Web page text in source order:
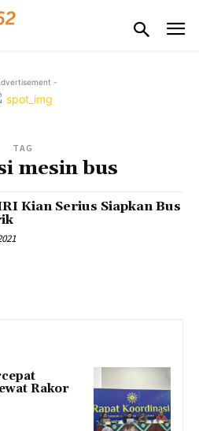
-
TAG
mesin bus
Kian Serius Siapkan Bus
Rakor